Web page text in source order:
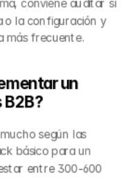
conviene auditar si
o la configuración y
más frecuente.
un
según las
básico para un
entre 300-600